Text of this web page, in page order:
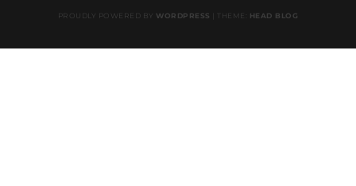
PROUDLY POWERED BY WORDPRESS THEME: HEAD BLOG